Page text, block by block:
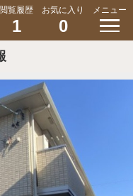
閲覧履歴
1
お気に入り
0
メニュー